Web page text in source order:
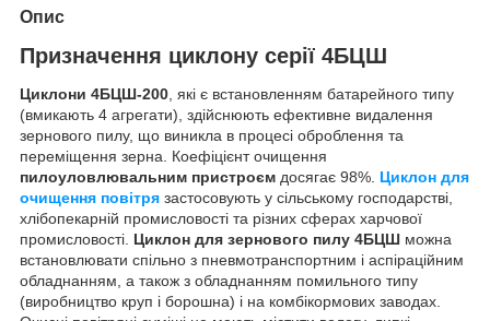
Опис
Призначення циклону серії 4БЦШ
Циклони 4БЦШ-200, які є встановленням батарейного типу
(вмикають 4 агрегати), здійснюють ефективне видалення
зернового пилу, що виникла в процесі оброблення та
переміщення зерна. Коефіцієнт очищення
пилоуловлювальним пристроєм досягає 98%. Циклон для
очищення повітря застосовують у сільському господарстві,
хлібопекарній промисловості та різних сферах харчової
промисловості. Циклон для зернового пилу 4БЦШ можна
встановлювати спільно з пневмотранспортним і аспіраційним
обладнанням, а також з обладнанням помильного типу
(виробництво круп і борошна) і на комбікормових заводах.